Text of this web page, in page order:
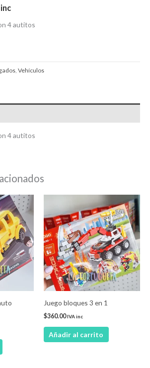
4 autitos
, Vehículos
4 autitos
Juego bloques 3 en 1
$360.00IVA inc
Añadir al carrito